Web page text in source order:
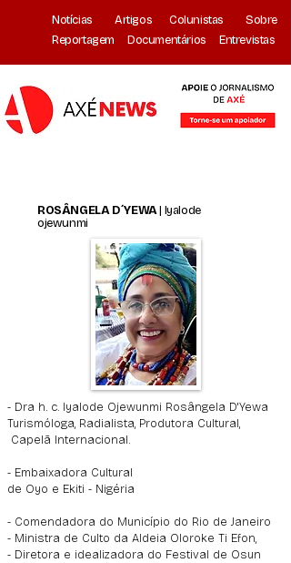
Notícias Artigos Colunistas
Sobre
Reportagem
Documentários Entrevistas
ROSÂNGELA D´YEWA| Iyalode
ojewunmi
- Dra h. c. Iyalode Ojewunmi Rosângela D'Yewa
Turismóloga, Radialista, Produtora Cultural,
Capelã Internacional.
- Embaixadora Cultural
de Oyo e Ekiti - Nigéria
- Comendadora do Município do Rio de Janeiro
- Ministra de Culto da Aldeia Oloroke Ti Efon,
- Diretora e idealizadora do Festival de Osun